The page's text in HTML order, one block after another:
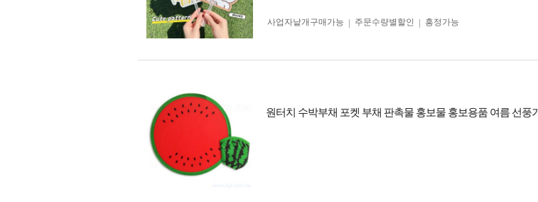
사업자 낱개구매가능 주문수량별할인 흥정가능
원터치 수박부채 포켓 부채 판촉물 홍보물 홍보용품 여름 선풍기